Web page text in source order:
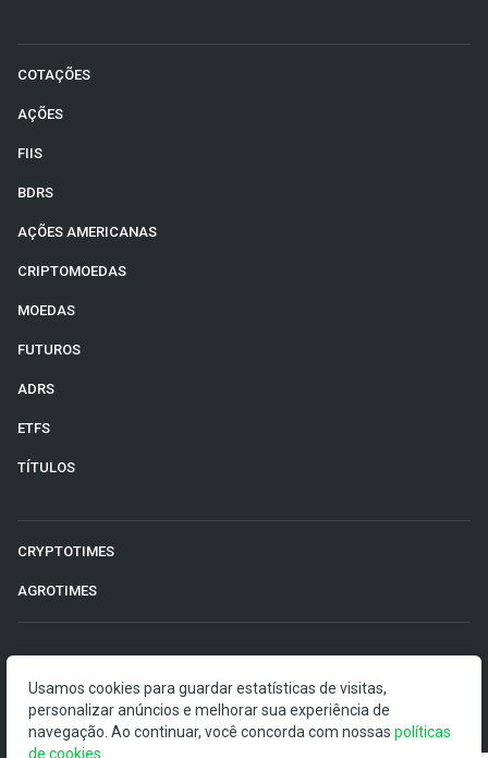
COTAÇÕES
AÇÕES
FIIS
BDRS
AÇÕES AMERICANAS
CRIPTOMOEDAS
MOEDAS
FUTUROS
ADRS
ETFS
TÍTULOS
CRYPTOTIMES
AGROTIMES
O Money Times publica matérias de cunho jornalístico, que
visam a democratização da informação. Nossas
publicações devem ser compreendidas como boletins
Usamos cookies para guardar estatísticas de visitas,
personalizar anúncios e melhorar sua experiência de
navegação. Ao continuar, você concorda com nossas políticas
de cookies